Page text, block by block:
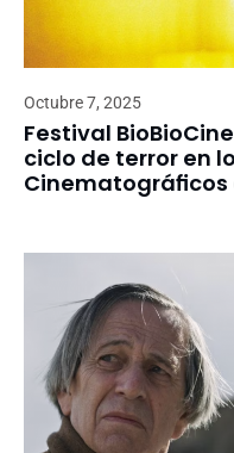
Octubre 7, 2025
Festival
ciclo de terror en
Cinematográficos